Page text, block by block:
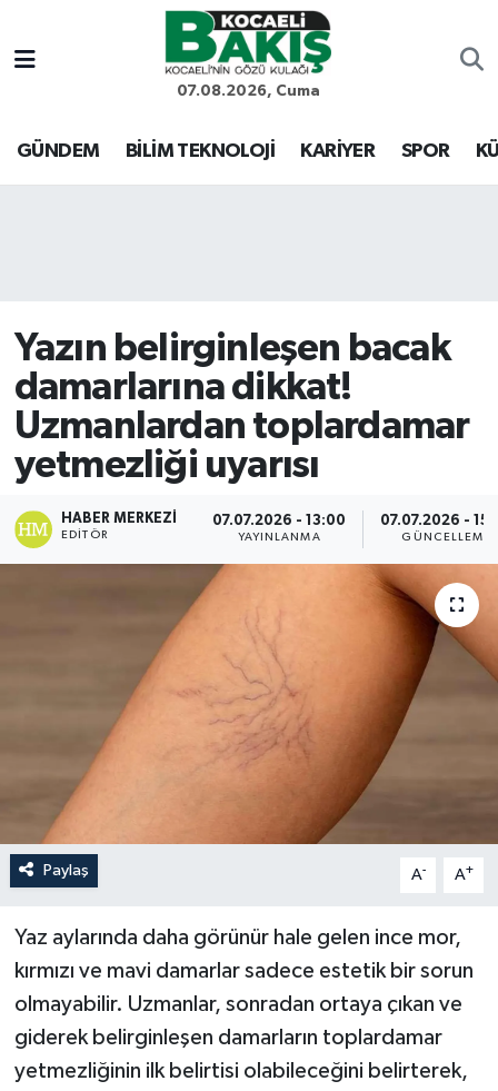
07.08.2026, Cuma
GÜNDEM BİLİM TEKNOLOJİ KARİYER SPOR
Yazın belirginleşen bacak
damarlarına dikkat!
Uzmanlardan toplardamar
yetmezliği uyarısı
HABER MERKEZI
EDITÖR
07.07.2026 - 13:00
YAYINLANMA
07.07.2026 -
GÜNCELLEME
Paylaş A- A+
Yaz aylarında daha görünür hale gelen ince mor,
kırmızı ve mavi damarlar sadece estetik bir sorun
olmayabilir. Uzmanlar, sonradan ortaya çıkan ve
giderek belirginleşen damarların toplardamar
yetmezliğinin ilk belirtisi olabileceğini belirterek,
Kocaeli Nöbetçi Eczaneler
Kocaeli Hava Durumu
Son Dakika Haberleri
Haber Arşivi